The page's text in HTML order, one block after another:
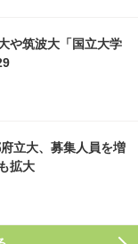
や筑波大「国立大学
立大、募集人員を増
拡大